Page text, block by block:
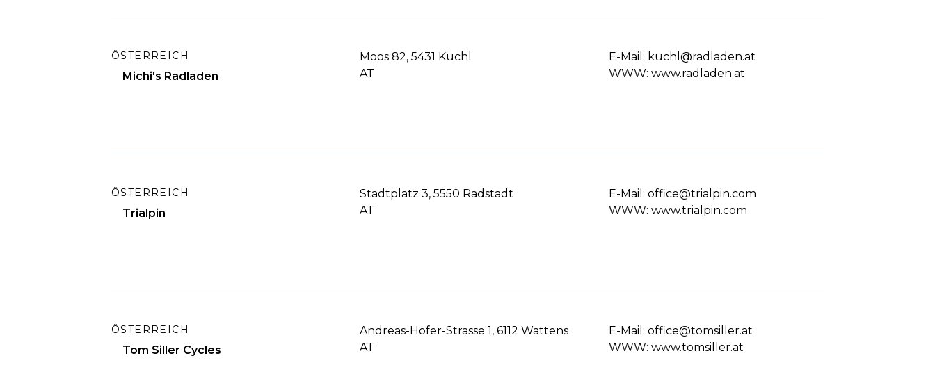
ÖSTERREICH
Michi's Radladen
Moos 82, 5431 Kuchl
AT
E-Mail: kuchl@radladen.at
WWW: www.radladen.at
ÖSTERREICH
Trialpin
Stadtplatz 3, 5550 Radstadt
AT
E-Mail: office@trialpin.com
WWW: www.trialpin.com
ÖSTERREICH
Tom Siller Cycles
Andreas-Hofer-Strasse 1, 6112 Wattens
AT
E-Mail: office@tomsiller.at
WWW: www.tomsiller.at